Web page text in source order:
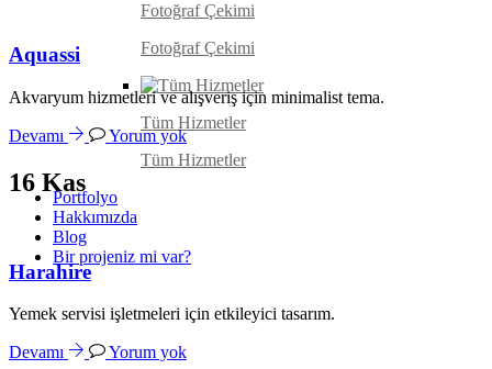
Fotoğraf Çekimi
Fotoğraf Çekimi
Tüm Hizmetler
Tüm Hizmetler
Portfolyo
Hakkımızda
Blog
Bir projeniz mi var?
Aquassi
Akvaryum hizmetleri ve alışveriş için minimalist tema.
Devamı Yorum yok
16 Kas
Harahire
Yemek servisi işletmeleri için etkileyici tasarım.
Devamı Yorum yok